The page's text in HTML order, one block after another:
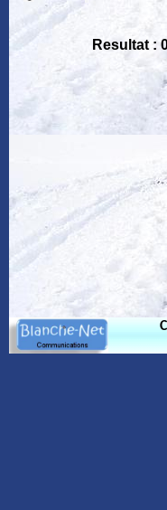
Resultat :